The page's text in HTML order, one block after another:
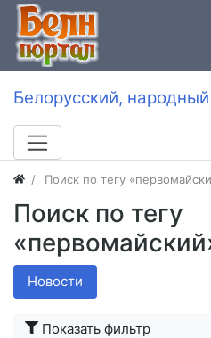
Белорусский,
Поиск по тегу
Поиск по тегу
Новости
Показать фильтр